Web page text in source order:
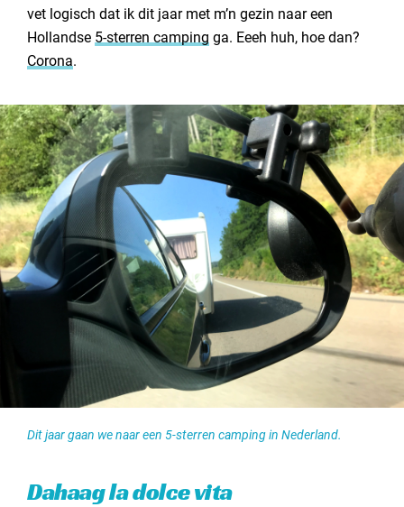
vet logisch dat ik dit jaar met m’n gezin naar een
Hollandse 5-sterren camping ga. Eeeh huh, hoe dan?
Corona.
Dit jaar gaan we naar een 5-sterren camping in Nederland.
Dahaag la dolce vita